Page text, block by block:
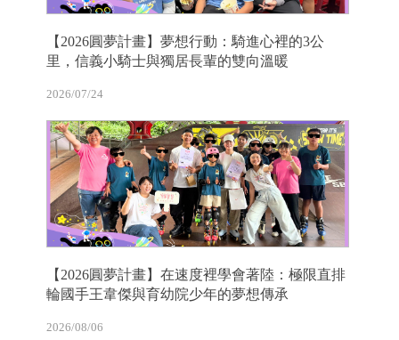
【2026圓夢計畫】夢想行動：騎進心裡的3公
里，信義小騎士與獨居長輩的雙向溫暖
2026/07/24
【2026圓夢計畫】在速度裡學會著陸：極限直排
輪國手王韋傑與育幼院少年的夢想傳承
2026/08/06